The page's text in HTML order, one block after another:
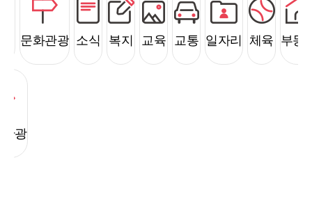
문화관광 소식 복지 교육 교통 일자리 체육 부동
광